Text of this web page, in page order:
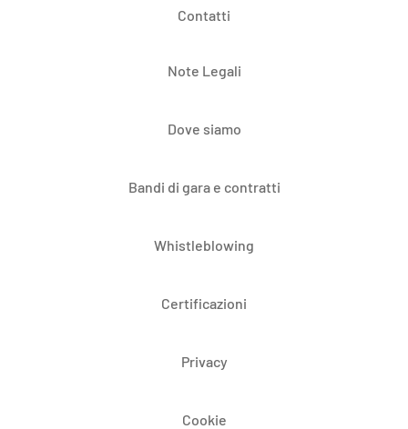
Contatti
Note Legali
Dove siamo
Bandi di gara e contratti
Whistleblowing
Certificazioni
Privacy
Cookie